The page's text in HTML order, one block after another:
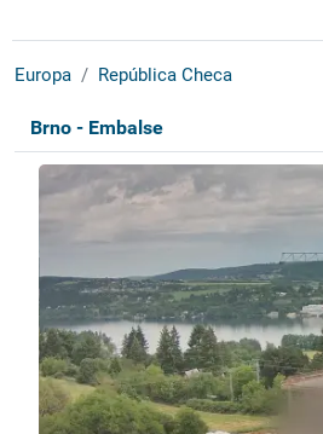
Europa República Checa
Brno - Embalse